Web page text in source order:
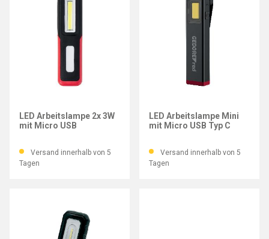
LED Arbeitslampe 2x 3W
mit Micro USB
Versand innerhalb von 5
Tagen
LED Arbeitslampe Mini
mit Micro USB Typ C
Versand innerhalb von 5
Tagen